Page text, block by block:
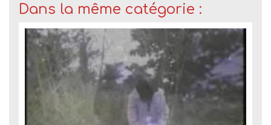
Dans la même catégorie :